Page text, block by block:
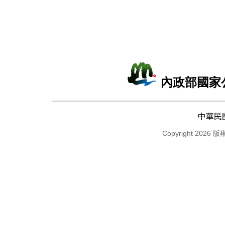
內政部國
中華民
Copyright 2026 版